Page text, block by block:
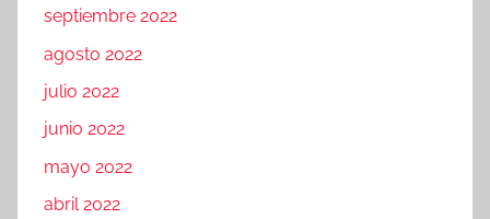
septiembre 2022
agosto 2022
julio 2022
junio 2022
mayo 2022
abril 2022